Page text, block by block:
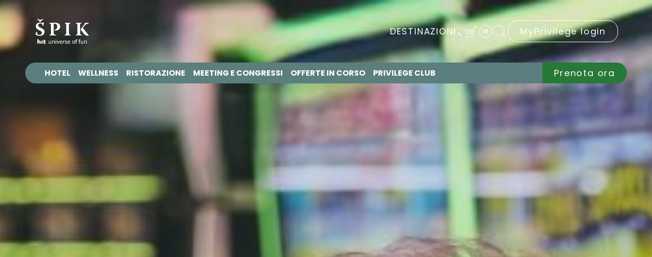
DESTINAZIONI it MyPrivilege login
HOTEL WELLNESS RISTORAZIONE MEETING E CONGRESSI OFFERTE IN CORSO PRIVILEGE CLUB Prenota ora